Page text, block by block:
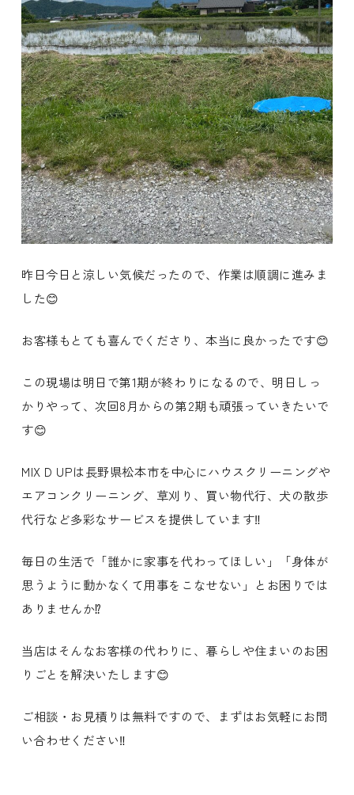
昨日今日と涼しい気候だったので、作業は順調に進みま
した😊
お客様もとても喜んでくださり、本当に良かったです😊
この現場は明日で第1期が終わりになるので、明日しっ
かりやって、次回8月からの第2期も頑張っていきたいで
す😊
MIX D UPは長野県松本市を中心にハウスクリーニングや
エアコンクリーニング、草刈り、買い物代行、犬の散歩
代行など多彩なサービスを提供しています‼️
毎日の生活で「誰かに家事を代わってほしい」「身体が
思うように動かなくて用事をこなせない」とお困りでは
ありませんか⁉️
当店はそんなお客様の代わりに、暮らしや住まいのお困
りごとを解決いたします😊
ご相談・お見積りは無料ですので、まずはお気軽にお問
い合わせください‼️